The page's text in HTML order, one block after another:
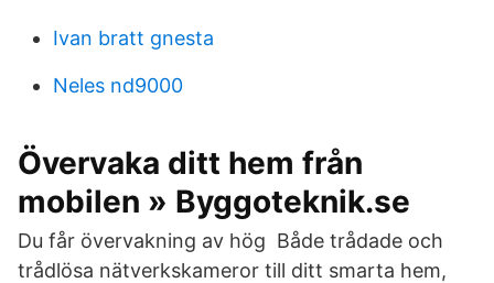
Ivan bratt gnesta
Neles nd9000
Övervaka ditt hem från
mobilen » Byggoteknik.se
Du får övervakning av hög Både trådade och
trådlösa nätverkskameror till ditt smarta hem,